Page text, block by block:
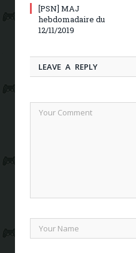
[PSN] MAJ
hebdomadaire du
12/11/2019
LEAVE A REPLY